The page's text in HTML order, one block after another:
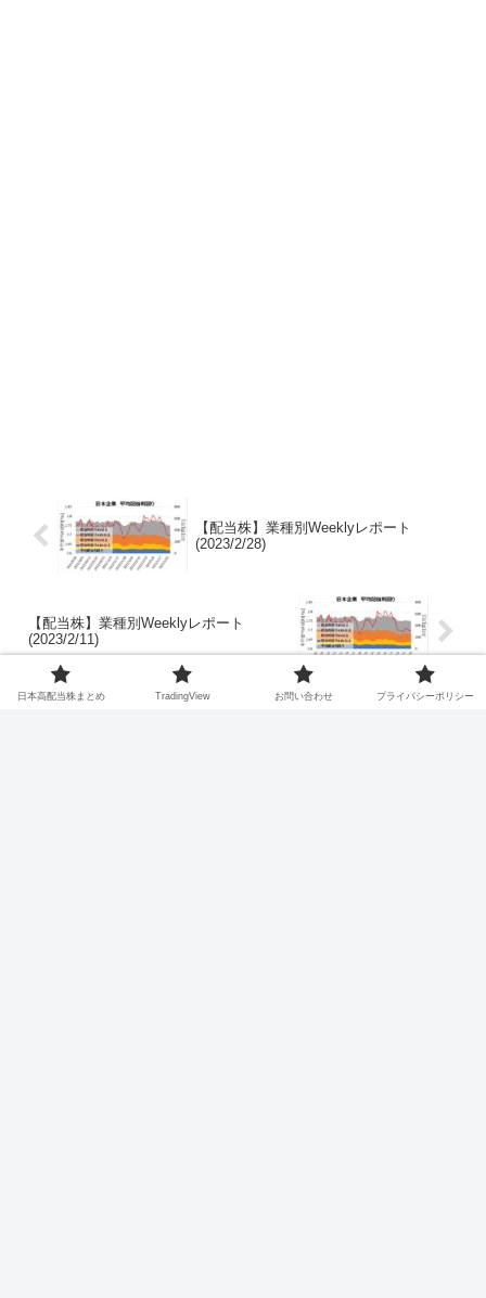
【配当株】業種別Weeklyレポート
(2023/2/28)
【配当株】業種別Weeklyレポート
(2023/2/11)
日本高配当株まとめ TradingView お問い合わせ プライバシーポリシー